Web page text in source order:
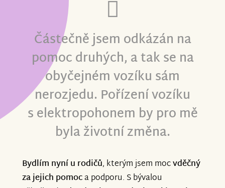
Částečně jsem odkázán na
pomoc druhých, a tak se na
obyčejném vozíku sám
nerozjedu. Pořízení vozíku
s elektropohonem by pro mě
byla životní změna.
Bydlím nyní u rodičů, kterým jsem mocvděčný
za jejich pomoca podporu. S bývalou